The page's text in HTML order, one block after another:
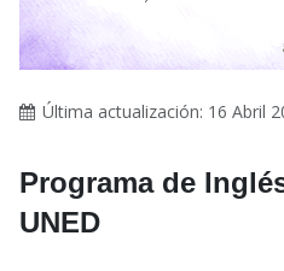
Última actualización: 16 Abril
Programa de
UNED